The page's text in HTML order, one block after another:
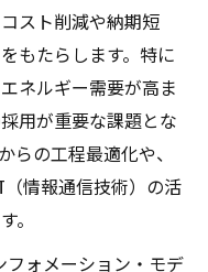
スト削減や納期短
もたらします。特に
ネルギー需要が高ま
用が重要な課題とな
らの工程最適化や、
情報通信技術）の活
。
フォメーション・モデ